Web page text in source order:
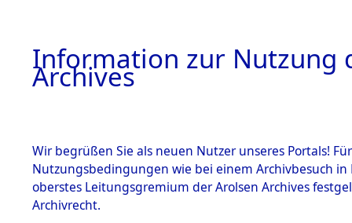
Information zur Nutzung
Archives
Wir begrüßen Sie als neuen Nutzer unseres Portals!
Nutzungsbedingungen wie bei einem Archivbesuch
oberstes Leitungsgremium der Arolsen Archives
Archivrecht.